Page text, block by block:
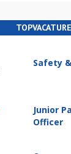
Safety
Junior
Officer